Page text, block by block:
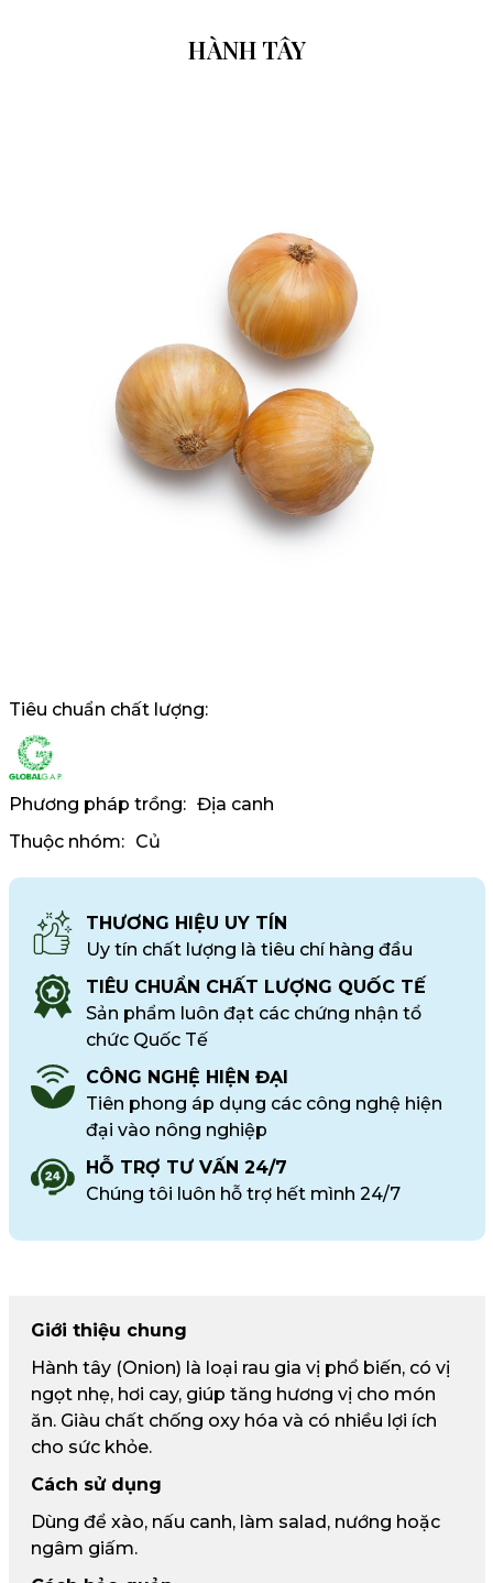
HÀNH TÂY
Tiêu chuẩn chất lượng:
Phương pháp trồng: Địa canh
Thuộc nhóm:
Củ
THƯƠNG HIỆU UY TÍN
Uy tín chất lượng là tiêu chí hàng đầu
TIÊU CHUẨN CHẤT LƯỢNG QUỐC TẾ
Sản phẩm luôn đạt các chứng nhận tổ
chức Quốc Tế
CÔNG NGHỆ HIỆN ĐẠI
Tiên phong áp dụng các công nghệ hiện
đại vào nông nghiệp
HỖ TRỢ TƯ VẤN 24/7
Chúng tôi luôn hỗ trợ hết mình 24/7
Giới thiệu chung
Hành tây (Onion) là loại rau gia vị phổ biến, có vị
ngọt nhẹ, hơi cay, giúp tăng hương vị cho món
ăn. Giàu chất chống oxy hóa và có nhiều lợi ích
cho sức khỏe.
Cách sử dụng
Dùng để xào, nấu canh, làm salad, nướng hoặc
ngâm giấm.